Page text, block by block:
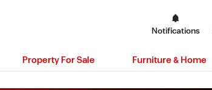
Notifications
Property For Sale Furniture & Home